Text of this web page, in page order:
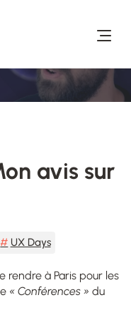
avis sur
UX Days
rendre à Paris pour les
« Conférences » du